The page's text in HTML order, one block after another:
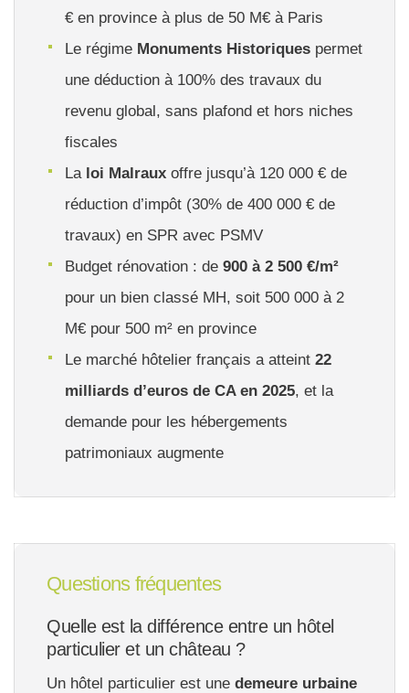
€ en province à plus de 50 M€ à Paris
Le régime Monuments Historiques permet
une déduction à 100% des travaux du
revenu global, sans plafond et hors niches
fiscales
La loi Malraux offre jusqu’à 120 000 € de
réduction d’impôt (30% de 400 000 € de
travaux) en SPR avec PSMV
Budget rénovation : de 900 à 2 500 €/m²
pour un bien classé MH, soit 500 000 à 2
M€ pour 500 m² en province
Le marché hôtelier français a atteint 22
milliards d’euros de CA en 2025, et la
demande pour les hébergements
patrimoniaux augmente
Questions fréquentes
Quelle est la différence entre un hôtel
particulier et un château ?
Un hôtel particulier est une demeure urbaine